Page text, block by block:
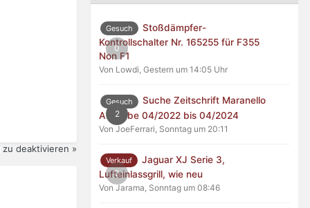
deaktivieren »
0
Gesuch
Stoßdämpfer-
Kontrollschalter Nr. 165255 für F355
Non F1
Von Lowdi, Gestern um 14:05 Uhr
2
Gesuch
Suche Zeitschrift Maranello
Ausgabe 04/2022 bis 04/2024
Von JoeFerrari, Sonntag um 20:11
0
Verkauf
Jaguar XJ Serie 3,
Lufteinlassgrill, wie neu
Von Jarama, Sonntag um 08:46